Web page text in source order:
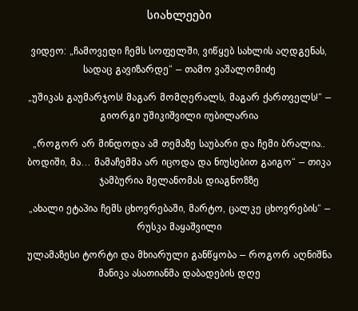
სიახლეები
ვიდეო: „ჩამოვედი ჩემს სოფელში, ვიწყებ სახლის აღდგენას,
სადაც გავიზარდე“ – თამო ვაშალომიძე
„უშიკას გაუმარჯოს! მაგარ მომღერალს, მაგარ ქართველს!“ –
გიორგი უშიკიშვილი იუბილარია
„როგორ არ მინდოდა ამ თემაზე საუბარი და ჩემი ბრალია..
ბოდიში, მა… მამაჩემმა არ იცოდა და ნიუსებით გაიგო“ – თიკა
ჯამბურია მელანომას დიაგნოზზე
„ახა­ლი ეტა­პია ჩემს ცხოვ­რე­ბა­ში, მარ­ტო, ცალ­კე ცხოვ­რე­ბის“ –
რუსკა მაყაშვილი
ულამაზესი ტორტი და მხიარული განწყობა – როგორ აღნიშნა
მანიკა ასათიანმა დაბადების დღე